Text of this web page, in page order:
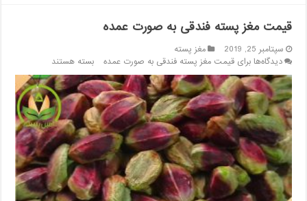
قیمت مغز پسته فندقی به صورت عمده
سپتامبر 25, 2019
مغز پسته
دیدگاه‌هابرای قیمت مغز پسته فندقی به صورت عمده بسته هستند